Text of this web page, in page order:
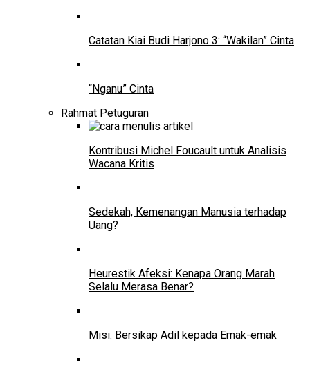
Catatan Kiai Budi Harjono 3: “Wakilan” Cinta
“Nganu” Cinta
Rahmat Petuguran
Kontribusi Michel Foucault untuk Analisis
Wacana Kritis
Sedekah, Kemenangan Manusia terhadap
Uang?
Heurestik Afeksi: Kenapa Orang Marah
Selalu Merasa Benar?
Misi: Bersikap Adil kepada Emak-emak